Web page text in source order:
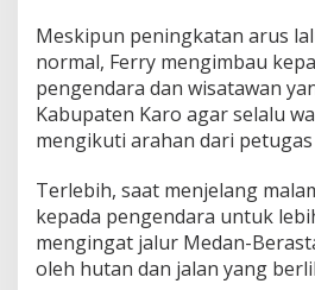
Meskipun peningkatan arus
normal, Ferry mengimbau
pengendara dan wisatawan
Kabupaten Karo agar selalu
mengikuti arahan dari
Terlebih, saat menjelang
kepada pengendara untuk
mengingat jalur Medan-
oleh hutan dan jalan yang